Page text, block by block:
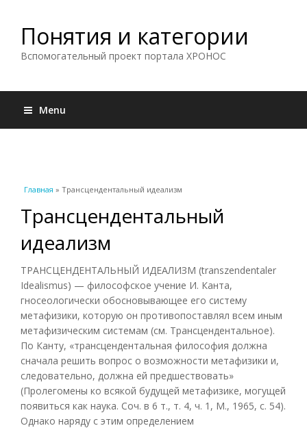
Понятия и категории
Вспомогательный проект портала ХРОНОС
Menu
Вы здесь
Главная » Трансцендентальный идеализм
Трансцендентальный
идеализм
ТРАНСЦЕНДЕНТАЛЬНЫЙ ИДЕАЛИЗМ (transzendentaler
Idealismus) — философское учение И. Канта,
гносеологически обосновывающее его систему
метафизики, которую он противопоставлял всем иным
метафизическим системам (см. Трансцендентальное).
По Канту, «трансцендентальная философия должна
сначала решить вопрос о возможности метафизики и,
следовательно, должна ей предшествовать»
(Пролегомены ко всякой будущей метафизике, могущей
появиться как наука. Соч. в 6 т., т. 4, ч. 1, М., 1965, с. 54).
Однако наряду с этим определением